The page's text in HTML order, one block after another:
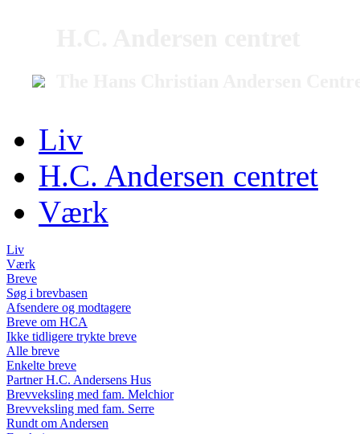
Liv
H.C. Andersen centret
Værk
Liv
Værk
Breve
Søg i brevbasen
Afsendere og modtagere
Breve om HCA
Ikke tidligere trykte breve
Alle breve
Enkelte breve
Partner H.C. Andersens Hus
Brevveksling med fam. Melchior
Brevveksling med fam. Serre
Rundt om Andersen